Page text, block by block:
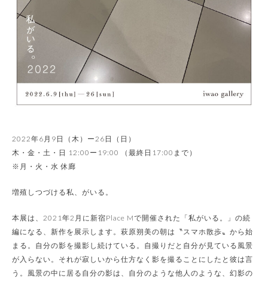
2022年6月9日（木）ー26日（日）
木・金・土・日 12:00ー19:00 （最終日17:00まで）
※月・火・水 休廊
増殖しつづける私、がいる。
本展は、2021年2月に新宿Place Mで開催された「私がいる。」の続
編になる、新作を展示します。萩原朔美の朝は〝スマホ散歩〟から始
まる。自分の影を撮影し続けている。自撮りだと自分が見ている風景
が入らない。それが寂しいから仕方なく影を撮ることにしたと彼は言
う。風景の中に居る自分の影は、自分のような他人のような、幻影の